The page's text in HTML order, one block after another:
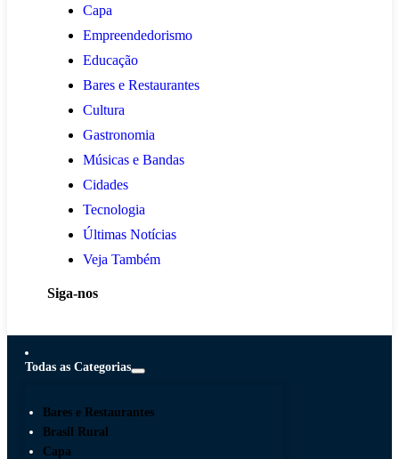
Capa
Empreendedorismo
Educação
Bares e Restaurantes
Cultura
Gastronomia
Músicas e Bandas
Cidades
Tecnologia
Últimas Notícias
Veja Também
Siga-nos
Todas as Categorias
Bares e Restaurantes
Brasil Rural
Capa